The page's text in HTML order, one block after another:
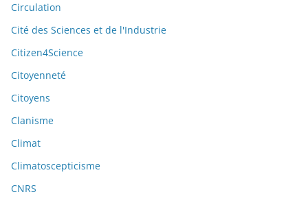
Circulation
Cité des Sciences et de l'Industrie
Citizen4Science
Citoyenneté
Citoyens
Clanisme
Climat
Climatoscepticisme
CNRS